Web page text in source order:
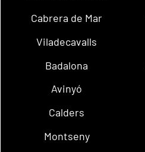
Cabrera de Mar
Viladecavalls
Badalona
Avinyó
Calders
Montseny